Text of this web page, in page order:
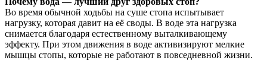
Во время обычной ходьбы на суше стопа испытывает
нагрузку, которая давит на её своды. В воде эта нагрузка
снимается благодаря естественному выталкивающему
эффекту. При этом движения в воде активизируют мелкие
мышцы стопы, которые не работают в повседневной жизни.